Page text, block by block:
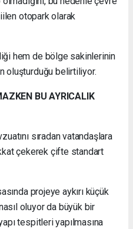
otopark olarak
hem de bölge sakinlerinin
oluşturduğu belirtiliyor.
BU AYRICALIK
sıradan vatandaşlara
çekerek çifte standart
projeye aykırı küçük
oluyor da büyük bir
tespitleri yapılmasına